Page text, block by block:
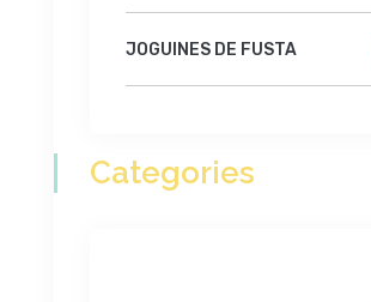
JOGUINES DE FUSTA
Categories